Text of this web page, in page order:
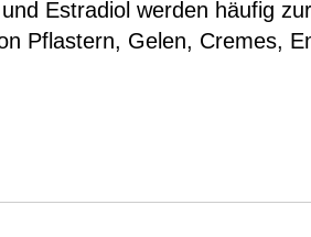
Estradiol werden häufig
Pflastern, Gelen, Cremes,